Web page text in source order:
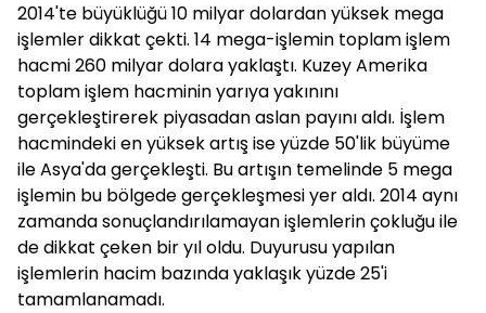
2014'te büyüklüğü 10 milyar dolardan yüksek mega
işlemler dikkat çekti. 14 mega-işlemin toplam işlem
hacmi 260 milyar dolara yaklaştı. Kuzey Amerika
toplam işlem hacminin yarıya yakınını
gerçekleştirerek piyasadan aslan payını aldı. İşlem
hacmindeki en yüksek artış ise yüzde 50'lik büyüme
ile Asya'da gerçekleşti. Bu artışın temelinde 5 mega
işlemin bu bölgede gerçekleşmesi yer aldı. 2014 aynı
zamanda sonuçlandırılamayan işlemlerin çokluğu ile
de dikkat çeken bir yıl oldu. Duyurusu yapılan
işlemlerin hacim bazında yaklaşık yüzde 25'i
tamamlanamadı.